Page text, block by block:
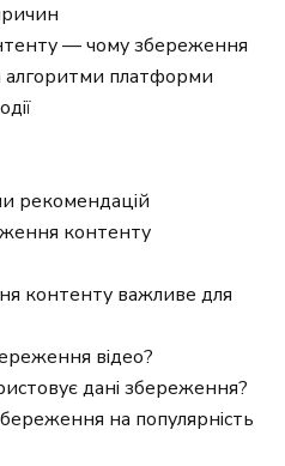
— чому збереження
платформи
рекомендацій
контенту
контенту важливе для
відео?
дані збереження?
на популярність